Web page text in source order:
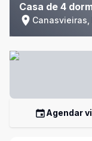
Casa de 4
Agendar